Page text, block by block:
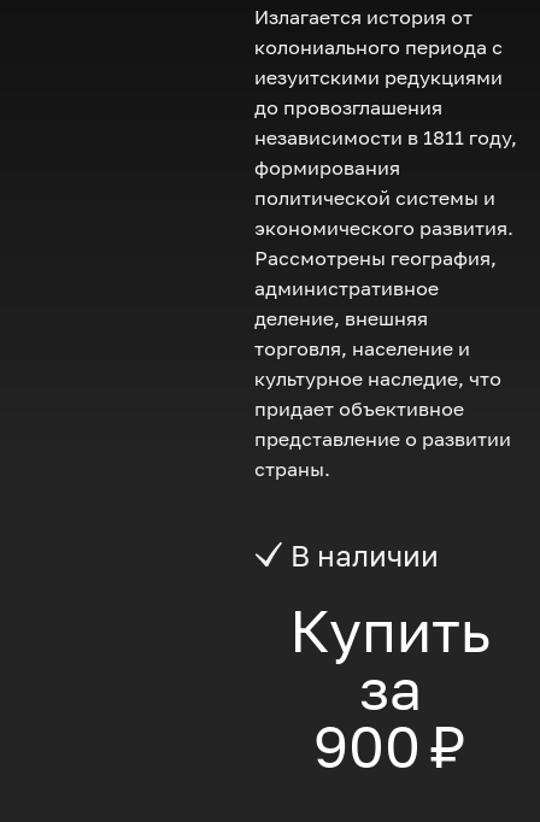
Излагается история от
колониального периода с
иезуитскими редукциями
до провозглашения
независимости в 1811 году,
формирования
политической системы и
экономического развития.
Рассмотрены география,
административное
деление, внешняя
торговля, население и
культурное наследие, что
придает объективное
представление о развитии
страны.
В наличии
Купить
за
900 ₽